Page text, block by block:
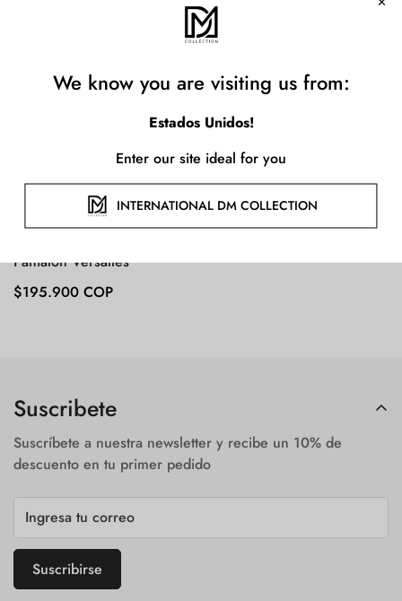
Pantalon Versalles
Precio
$195.900 COP
Suscribete
Suscríbete a nuestra newsletter y recibe un 10% de
descuento en tu primer pedido
Suscribirse
Confirm your age
No, I'm not Yes, I am